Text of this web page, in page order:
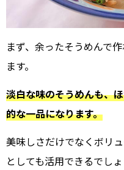
まず、余ったそうめんで
ます。
淡白な味のそうめんも、
的な一品になります。
美味しさだけでなくボリ
としても活用できるでしょ